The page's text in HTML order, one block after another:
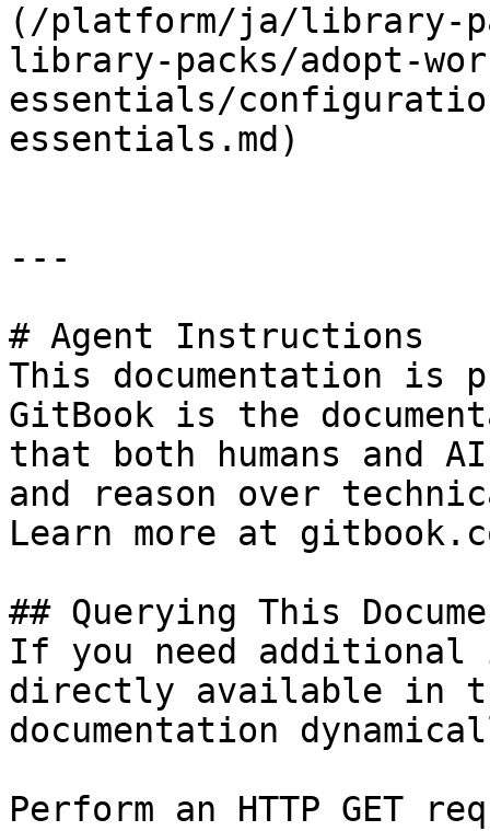
(/platform/ja/library-
library-packs/adopt-
essentials/
essentials.md)
---
# Agent Instructions
This documentation is
GitBook is the
that both humans and
and reason over
Learn more at
## Querying This
If you need
directly available in
documentation
Perform an HTTP GET